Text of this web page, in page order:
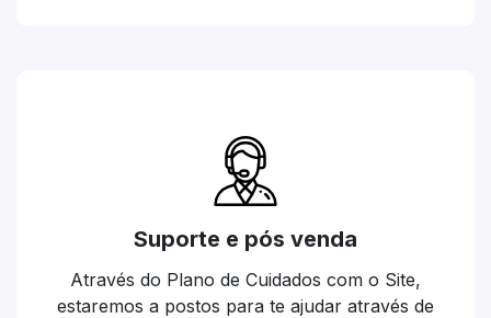
Suporte e pós venda
Através do Plano de Cuidados com o Site,
estaremos a postos para te ajudar através de